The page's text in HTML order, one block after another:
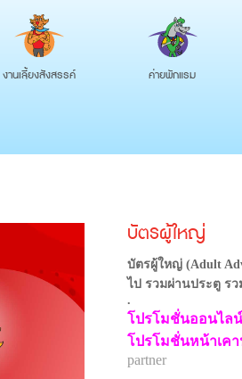
งานเลี้ยงสังสรรค์ ค่ายพักแรม
บัตรผู้ใหญ่
บัตรผู้ใหญ่ (Adult
ไป รวมผ่านประตู ร
.
โปรโมชั่นออนไล
โปรโมชั่นหน้าเค
partner